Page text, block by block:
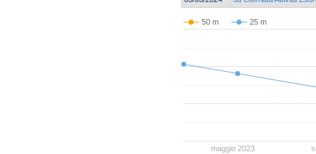
50 m 25 m
maggio 2023